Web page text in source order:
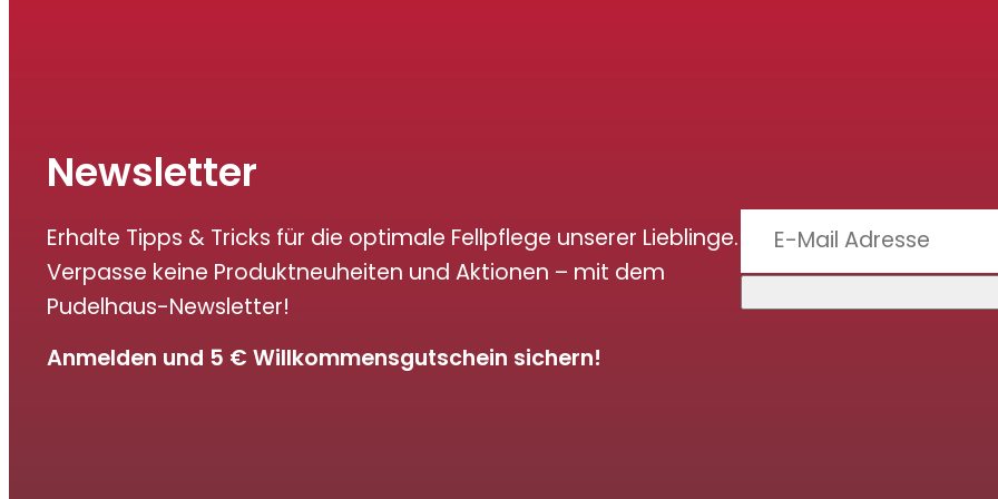
Newsletter
Erhalte Tipps & Tricks für die optimale Fellpflege unserer Lieblinge.
Verpasse keine Produktneuheiten und Aktionen – mit dem
Pudelhaus-Newsletter!
Anmelden und 5 € Willkommensgutschein sichern!